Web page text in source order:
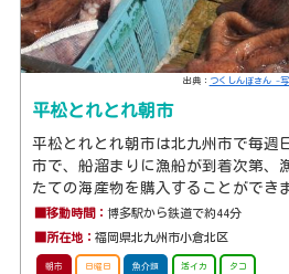
出典： つくしんぼさん -写
平松とれとれ朝市
平松とれとれ朝市は北九州市で毎週
市で、船溜まりに漁船が到着次第、
たての海産物を購入することができ
■移動時間：博多駅から鉄道で約44分
■所在地：福岡県北九州市小倉北区
朝市 日曜日 魚介類 活イカ タコ